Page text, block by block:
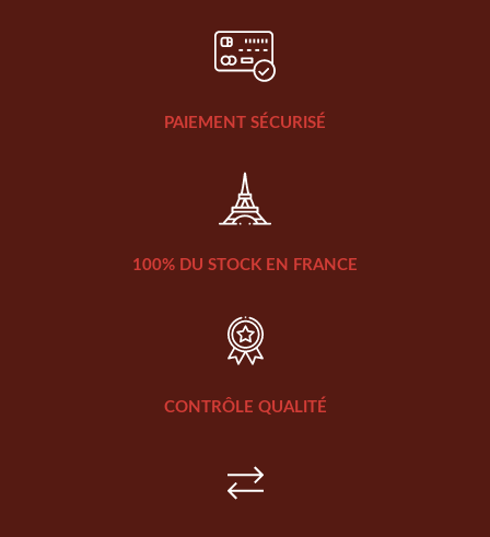
PAIEMENT SÉCURISÉ
100% DU STOCK EN FRANCE
CONTRÔLE QUALITÉ